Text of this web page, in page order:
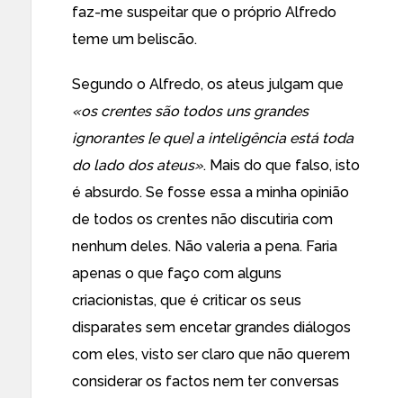
faz-me suspeitar que o próprio Alfredo
teme um beliscão.
Segundo o Alfredo, os ateus julgam que
«os crentes são todos uns grandes
ignorantes [e que] a inteligência está toda
do lado dos ateus». Mais do que falso, isto
é absurdo. Se fosse essa a minha opinião
de todos os crentes não discutiria com
nenhum deles. Não valeria a pena. Faria
apenas o que faço com alguns
criacionistas, que é criticar os seus
disparates sem encetar grandes diálogos
com eles, visto ser claro que não querem
considerar os factos nem ter conversas